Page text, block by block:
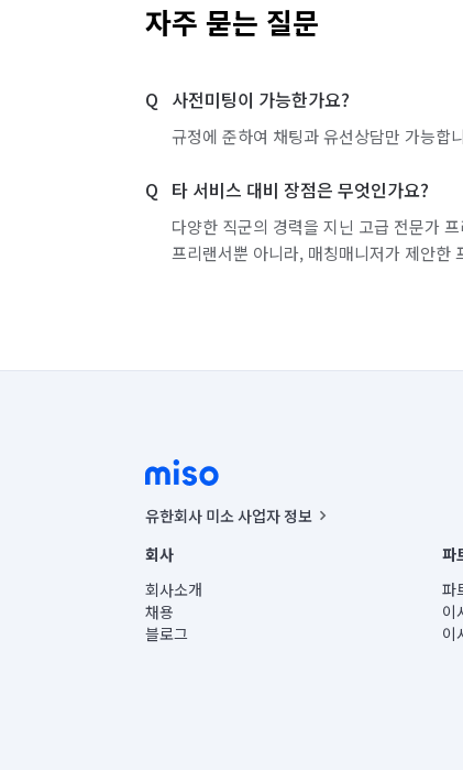
자주 묻는 질문
사전미팅이 가능한가요?
규정에 준하여 채팅과 유선상담만 가능합
타 서비스 대비 장점은 무엇인가요?
다양한 직군의 경력을 지닌 고급 전문가
프리랜서뿐 아니라, 매칭매니저가 제안한
유한회사 미소 사업자 정보
사업자등록번호 : 291-87-00271 | 인허가번호 :
통신판매신고번호 : 2024-서울종로-1400(공정거래위
대표이사 : CHING VICTOR COLUMBIA RHEE
주소 | 본사: 서울특별시 종로구 율곡로 6(중학동, 트윈
컨택센터 : 서울특별시 종로구 수송동 율곡로 24, 7
회사
회사소개
채용
블로그
파
파
이
이